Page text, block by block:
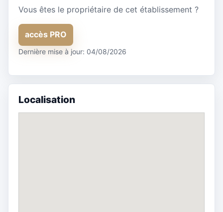
Vous êtes le propriétaire de cet établissement ?
accès PRO
Dernière mise à jour: 04/08/2026
Localisation